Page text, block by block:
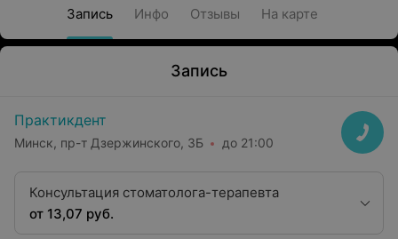
Запись Инфо Отзывы На карте
Запись
Практикдент
Минск, пр-т Дзержинского, 3Б до 21:00
Консультация стоматолога-терапевта
от 13,07 руб.